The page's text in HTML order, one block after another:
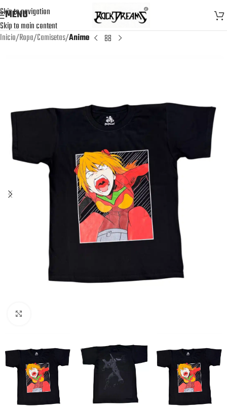
Skip to navigation
Skip to main content
MENU
Inicio Ropa Camisetas Anime